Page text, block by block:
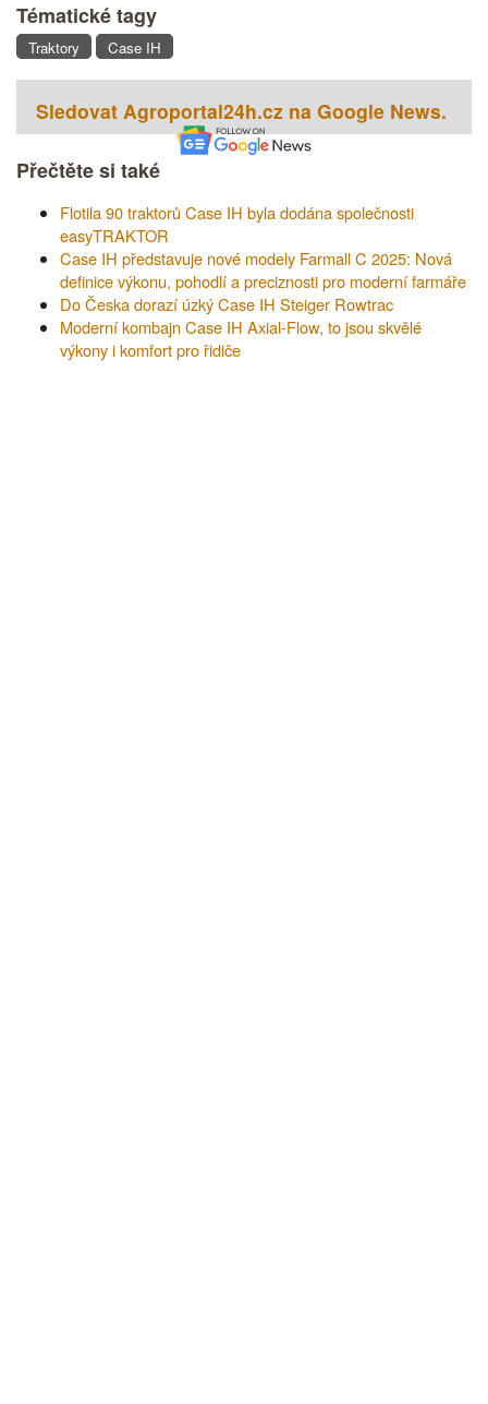
Tématické tagy
Traktory Case IH
Sledovat Agroportal24h.cz na Google News.
Přečtěte si také
Flotila 90 traktorů Case IH byla dodána společnosti
easyTRAKTOR
Case IH představuje nové modely Farmall C 2025: Nová
definice výkonu, pohodlí a preciznosti pro moderní farmáře
Do Česka dorazí úzký Case IH Steiger Rowtrac
Moderní kombajn Case IH Axial-Flow, to jsou skvělé
výkony i komfort pro řidiče